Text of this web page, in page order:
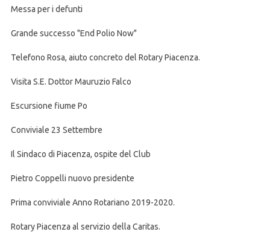
Messa per i defunti
Grande successo "End Polio Now"
Telefono Rosa, aiuto concreto del Rotary Piacenza.
Visita S.E. Dottor Mauruzio Falco
Escursione fiume Po
Conviviale 23 Settembre
Il Sindaco di Piacenza, ospite del Club
Pietro Coppelli nuovo presidente
Prima conviviale Anno Rotariano 2019-2020.
Rotary Piacenza al servizio della Caritas.